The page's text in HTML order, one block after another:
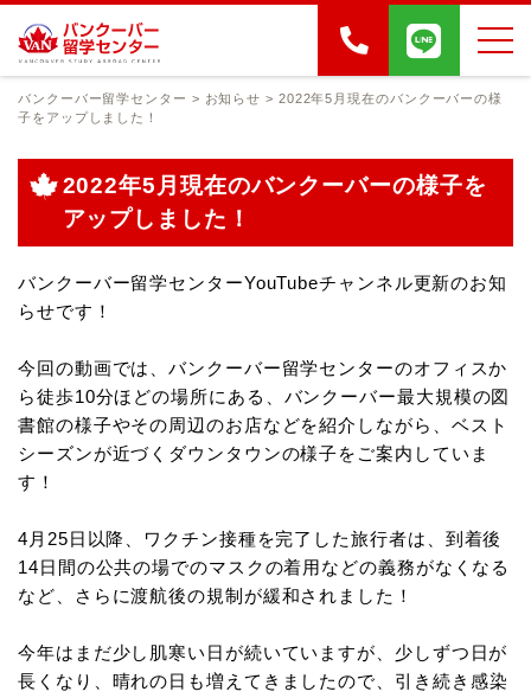
バンクーバー留学センター > お知らせ > 2022年5月現在のバンクーバーの様
子をアップしました！
2022年5月現在のバンクーバーの様子を
アップしました！
バンクーバー留学センターYouTubeチャンネル更新のお知
らせです！
今回の動画では、バンクーバー留学センターのオフィスか
ら徒歩10分ほどの場所にある、 バンクーバー最大規模の図
書館の様子やその周辺のお店などを紹介しながら、 ベスト
シーズンが近づくダウンタウンの様子をご案内していま
す！
4月25日以降、ワクチン接種を完了した旅行者は、 到着後
14日間の公共の場でのマスクの着用などの義務がなくなる
など、さらに渡航後の規制が緩和されました！
今年はまだ少し肌寒い日が続いていますが、少しずつ日が
長くなり、晴れの日も増えてきましたので、 引き続き感染